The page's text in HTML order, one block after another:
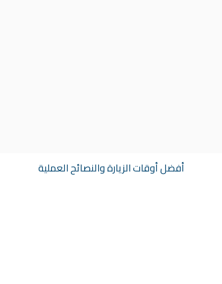
أفضل أوقات الزيارة والنصائح العملية